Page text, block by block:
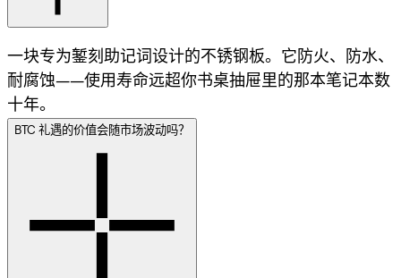
一块专为錾刻助记词设计的不锈钢板。它防火、防水、
耐腐蚀——使用寿命远超你书桌抽屉里的那本笔记本数
十年。
BTC 礼遇的价值会随市场波动吗？